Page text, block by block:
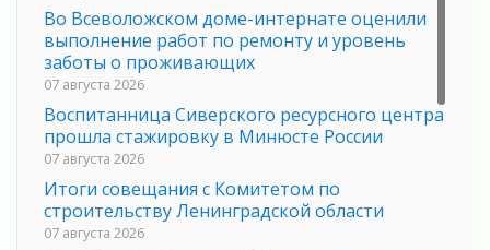
Во Всеволожском доме-интернате оценили
выполнение работ по ремонту и уровень
заботы о проживающих
07 августа 2026
Воспитанница Сиверского ресурсного центра
прошла стажировку в Минюсте России
07 августа 2026
Итоги совещания с Комитетом по
строительству Ленинградской области
07 августа 2026